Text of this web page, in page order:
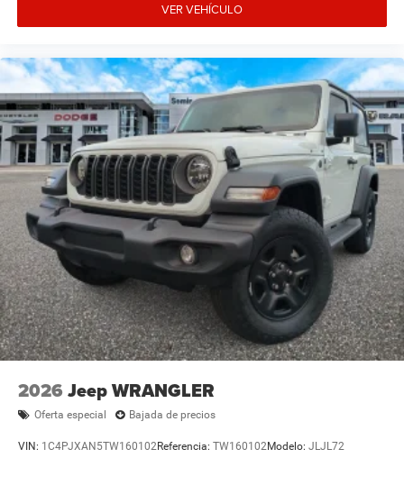
VER VEHÍCULO
2026 Jeep WRANGLER
Oferta especial Bajada de precios
VIN: 1C4PJXAN5TW160102Referencia: TW160102Modelo: JLJL72